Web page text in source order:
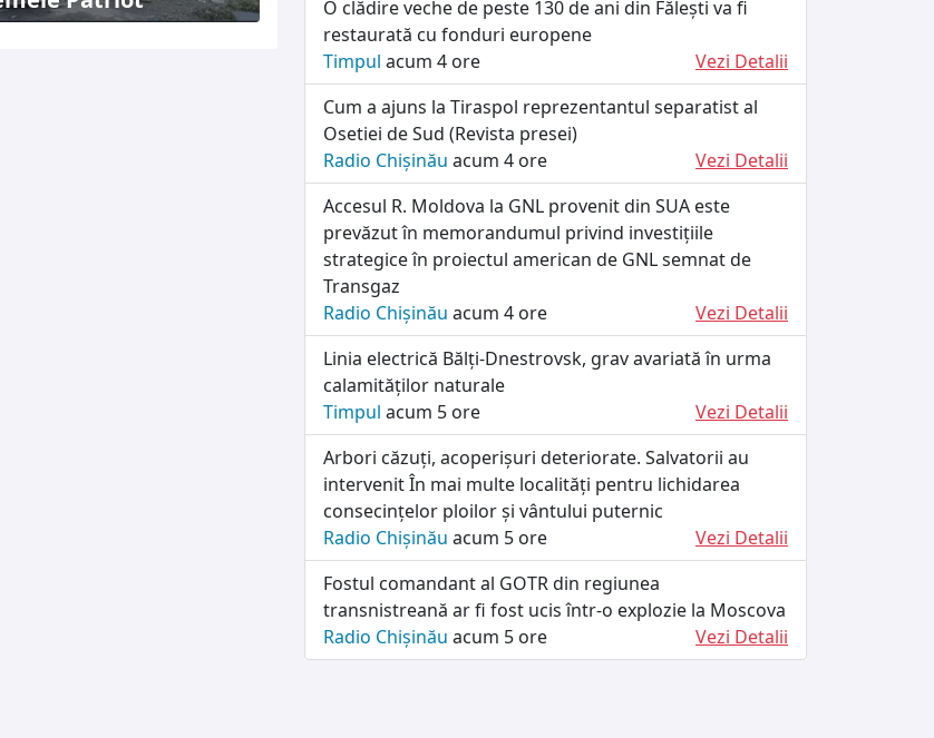
O clădire veche de peste 130 de ani din Fălești va fi
restaurată cu fonduri europene
Timpul acum 4 ore
Vezi Detalii
Cum a ajuns la Tiraspol reprezentantul separatist al
Osetiei de Sud (Revista presei)
Radio Chișinău acum 4 ore
Vezi Detalii
Accesul R. Moldova la GNL provenit din SUA este
prevăzut în memorandumul privind investițiile
strategice în proiectul american de GNL semnat de
Transgaz
Radio Chișinău acum 4 ore
Vezi Detalii
Linia electrică Bălți-Dnestrovsk, grav avariată în urma
calamităților naturale
Timpul acum 5 ore
Vezi Detalii
Arbori căzuți, acoperișuri deteriorate. Salvatorii au
intervenit În mai multe localități pentru lichidarea
consecințelor ploilor și vântului puternic
Radio Chișinău acum 5 ore
Vezi Detalii
Fostul comandant al GOTR din regiunea
transnistreană ar fi fost ucis într-o explozie la Moscova
Radio Chișinău acum 5 ore Vezi Detalii